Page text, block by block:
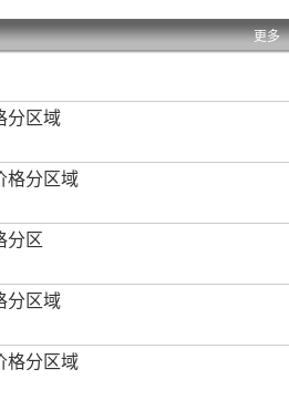
更多
分区域
格分区域
分区
分区域
格分区域